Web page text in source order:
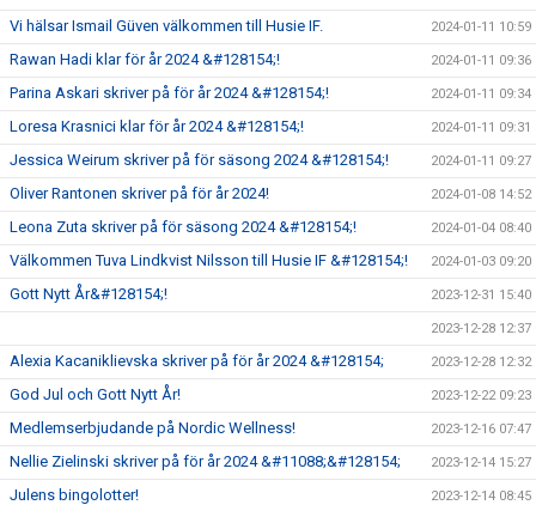
Vi hälsar Ismail Güven välkommen till Husie IF. 2024-01-11 10:59
Rawan Hadi klar för år 2024 &#128154;! 2024-01-11 09:36
Parina Askari skriver på för år 2024 &#128154;! 2024-01-11 09:34
Loresa Krasnici klar för år 2024 &#128154;! 2024-01-11 09:31
Jessica Weirum skriver på för säsong 2024 &#128154;! 2024-01-11 09:27
Oliver Rantonen skriver på för år 2024! 2024-01-08 14:52
Leona Zuta skriver på för säsong 2024 &#128154;! 2024-01-04 08:40
Välkommen Tuva Lindkvist Nilsson till Husie IF &#128154;! 2024-01-03 09:20
Gott Nytt År&#128154;! 2023-12-31 15:40
2023-12-28 12:37
Alexia Kacaniklievska skriver på för år 2024 &#128154; 2023-12-28 12:32
God Jul och Gott Nytt År! 2023-12-22 09:23
Medlemserbjudande på Nordic Wellness! 2023-12-16 07:47
Nellie Zielinski skriver på för år 2024 &#11088;&#128154; 2023-12-14 15:27
Julens bingolotter! 2023-12-14 08:45